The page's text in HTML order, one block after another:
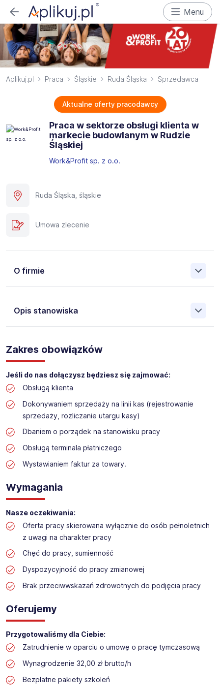
Menu
Aplikuj.pl Praca Śląskie Ruda Śląska Sprzedawca
Aktualne oferty pracodawcy
Praca w sektorze obsługi klienta w
markecie budowlanym w Rudzie
Śląskiej
Work&Profit sp. z o.o.
Ruda Śląska, śląskie
Umowa zlecenie
O firmie
Opis stanowiska
Pośrednictwa Pracy i Doradztwa Personalnego Work &
Profit jest obecnie jedną z największych niezależnych
polskich agencji zatrudnienia. W ciągu wielu lat naszej
działalności daliśmy pracę przeszło 50 000 pracowników
w całym kraju. Skutecznie znajdujemy pracowników dla
największych firm, jak również małych rodzinnych
przedsiębiorstw w Polsce. Agencja jest wpisana pod nr
396 w Krajowym Rejestrze Agencji Zatrudnienia.
Obecnie dla naszego Klienta, poszukujemy osób do pracy
na stanowisko:
Praca w sektorze obsługi klienta w markecie
budowlanym
Zakres obowiązków
Jeśli do nas dołączysz będziesz się zajmować:
Obsługą klienta
Dokonywaniem sprzedaży na linii kas (rejestrowanie
sprzedaży, rozliczanie utargu kasy)
Dbaniem o porządek na stanowisku pracy
Obsługą terminala płatniczego
Wystawianiem faktur za towary.
Wymagania
Nasze oczekiwania:
Oferta pracy skierowana wyłącznie do osób pełnoletnich
z uwagi na charakter pracy
Chęć do pracy, sumienność
Dyspozycyjność do pracy zmianowej
Brak przeciwwskazań zdrowotnych do podjęcia pracy
Oferujemy
Przygotowaliśmy dla Ciebie:
Zatrudnienie w oparciu o umowę o pracę tymczasową
Wynagrodzenie 32,00 zł brutto/h
Bezpłatne pakiety szkoleń